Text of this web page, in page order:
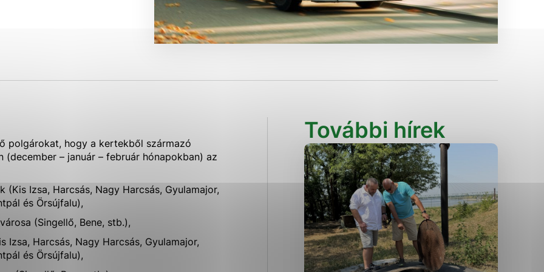
polgárokat, hogy a kertekből származó
– január – február hónapokban) az
(Kis Izsa, Harcsás, Nagy Harcsás, Gyulamajor,
és Örsújfalu),
(Singellő, Bene, stb.),
Izsa, Harcsás, Nagy Harcsás, Gyulamajor,
és Örsújfalu),
További hírek
Analytické cookies
cookie nemôže web správne fungovať.
prevádzkovateľovi stránok pochopiť, ako návštevníci stránok stránku používajú,
a ponúknuť im lepšiu skúsenosť. Všetky dáta sa zbierajú anonymne a nie je
osobou.
Povoliť všetko